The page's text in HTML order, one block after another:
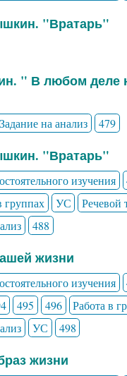
"Вратарь"
" В любом деле
Задание на анализ 479
"Вратарь"
изучения
группах УС Речевой
488
жизни
изучения
495 496 Работа в
УС 498
жизни